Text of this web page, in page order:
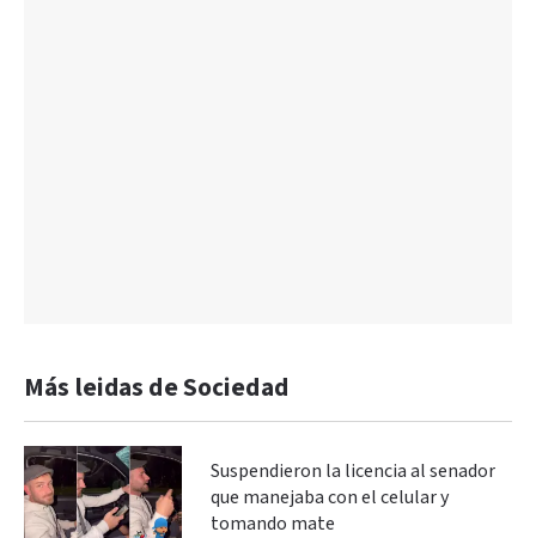
Más leidas de Sociedad
Suspendieron la licencia al senador
que manejaba con el celular y
tomando mate